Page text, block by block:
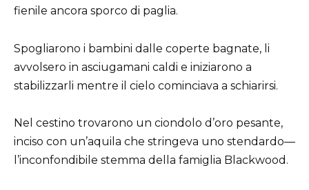
fienile ancora sporco di paglia.
Spogliarono i bambini dalle coperte bagnate, li
avvolsero in asciugamani caldi e iniziarono a
stabilizzarli mentre il cielo cominciava a schiarirsi.
Nel cestino trovarono un ciondolo d’oro pesante,
inciso con un’aquila che stringeva uno stendardo—
l’inconfondibile stemma della famiglia Blackwood.